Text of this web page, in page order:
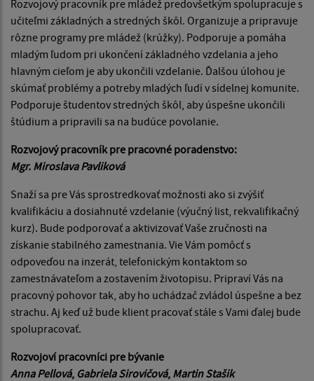
Rozvojový pracovník pre mládež predovšetkým spolupracuje s
učiteľmi základných a stredných škôl. Organizuje a pripravuje
rôzne programy pre mládež (krúžky). Podporuje a pomáha
mladým ľudom pri ukončení základného vzdelania a jeho
hlavným cieľom je aby ukončili vzdelanie. Ďalšou úlohou je
skúmať problémy a potreby mladých ľudí v sídelnej komunite.
Podporuje študentov stredných škôl, aby úspešne ukončili
štúdium a pripravili sa na budúce povolanie.
Rozvojový pracovník pre pracovné poradenstvo:
Mgr. Miroslava Pavliková
Snaží sa pre Vás sprostredkovať možnosti ako si zvýšiť
kvalifikáciu a dosiahnuté vzdelanie (výučný list, rekvalifikačný
kurz). Bude podporovať a aktivizovať Vaše zručnosti na
získanie stabilného zamestnania. Vie Vám pomôcť s
odpoveďou na inzerát, telefonickým kontaktom so
zamestnávateľom a zostavením životopisu. Pripraví Vás na
pracovný pohovor tak, aby ho uchádzač zvládol úspešne a bez
strachu. Aj keď už bude klient pracovať stále s Vami ďalej bude
spolupracovať.
Rozvojoví pracovníci pre bývanie
Anna Pellová, Gabriela Sirovičová, Martin Stašik